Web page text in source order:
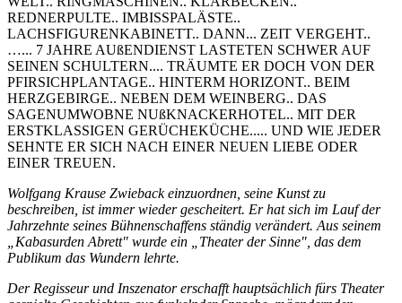
REDNERPULTE.. IMBISSPALÄSTE..
LACHSFIGURENKABINETT.. DANN... ZEIT VERGEHT..
…... 7 JAHRE AUßENDIENST LASTETEN SCHWER AUF
SEINEN SCHULTERN.... TRÄUMTE ER DOCH VON DER
PFIRSICHPLANTAGE.. HINTERM HORIZONT.. BEIM
HERZGEBIRGE.. NEBEN DEM WEINBERG.. DAS
SAGENUMWOBNE NUßKNACKERHOTEL.. MIT DER
ERSTKLASSIGEN GERÜCHEKÜCHE..... UND WIE JEDER
SEHNTE ER SICH NACH EINER NEUEN LIEBE ODER
EINER TREUEN.
Wolfgang Krause Zwieback einzuordnen, seine Kunst zu
beschreiben, ist immer wieder gescheitert. Er hat sich im Lauf der
Jahrzehnte seines Bühnenschaffens ständig verändert. Aus seinem
„Kabasurden Abrett" wurde ein „Theater der Sinne", das dem
Publikum das Wundern lehrte.
Der Regisseur und Inszenator erschafft hauptsächlich fürs Theater